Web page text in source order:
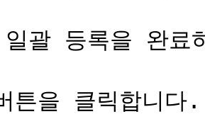
괄 등록을 완료